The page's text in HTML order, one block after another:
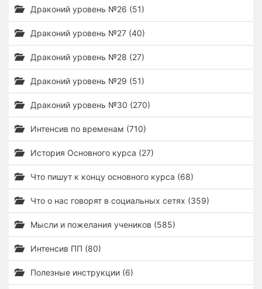
Драконий уровень №26 (51)
Драконий уровень №27 (40)
Драконий уровень №28 (27)
Драконий уровень №29 (51)
Драконий уровень №30 (270)
Интенсив по временам (710)
История Основного курса (27)
Что пишут к концу основного курса (68)
Что о нас говорят в социальных сетях (359)
Мысли и пожелания учеников (585)
Интенсив ПП (80)
Полезные инструкции (6)